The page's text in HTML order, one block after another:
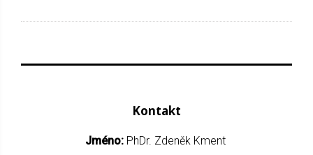
Kontakt
Jméno: PhDr. Zdeněk Kment